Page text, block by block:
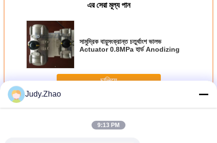
এর সেরা মূল্য পান
সামুদ্রিক বায়ুসংক্রান্ত চতুর্থাংশ ভালভ
Actuator 0.8MPa হার্ড Anodizing
চালিয়ে
অধিকবায়ুসংক্রান্ত র্যাক এবং Pinion Actuator
Judy.Zhao
9:13 PM